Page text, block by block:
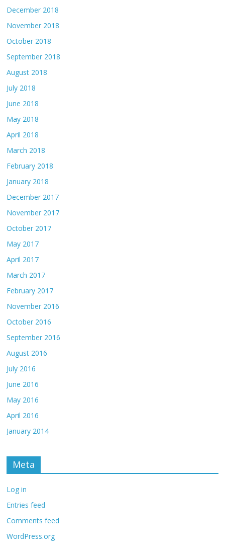
December 2018
November 2018
October 2018
September 2018
August 2018
July 2018
June 2018
May 2018
April 2018
March 2018
February 2018
January 2018
December 2017
November 2017
October 2017
May 2017
April 2017
March 2017
February 2017
November 2016
October 2016
September 2016
August 2016
July 2016
June 2016
May 2016
April 2016
January 2014
Meta
Log in
Entries feed
Comments feed
WordPress.org